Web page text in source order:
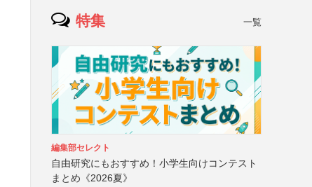
特集 一覧
編集部セレクト
自由研究にもおすすめ！小学生向けコンテスト
まとめ《2026夏》